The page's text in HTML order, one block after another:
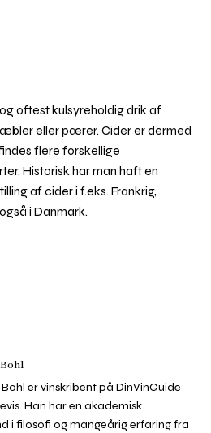
oftest kulsyreholdig drik af
eller pærer. Cider er dermed
flere forskellige
Historisk har man haft en
af cider i f.eks. Frankrig,
i Danmark.
er vinskribent på DinVinGuide
Han har en akademisk
i filosofi og mangeårig erfaring fra